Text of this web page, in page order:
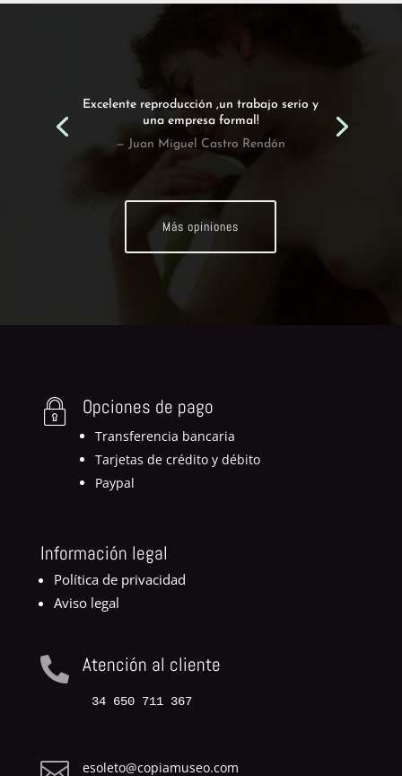
Excelente reproducción ,un trabajo serio y
una empresa formal!
— Juan Miguel Castro Rendón
Más opiniones
Opciones de pago
Transferencia bancaria
Tarjetas de crédito y débito
Paypal
Información legal
Política de privacidad
Aviso legal
 Atención al cliente
34 650 711 367
esoleto@copiamuseo.com